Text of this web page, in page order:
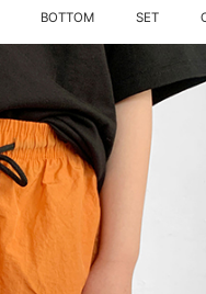
BOTTOM SET